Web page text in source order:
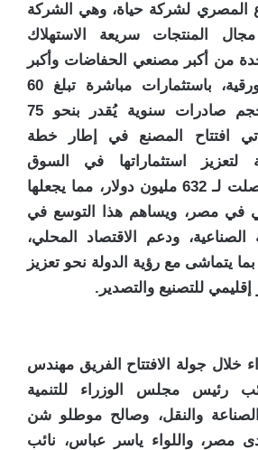
المصري لشركة حياة، وهي الشركة
المنتجات سريعة الاستهلاك
من أكبر مصنعي الحفاضات وأكبر
منتج للمناديل الورقية، باستثمارات مباشرة تبلغ 60
مليون دولار، وبحجم صادرات سنوية يُقدر بنحو 75
افتتاح المصنع في إطار خطة
لتعزيز استثماراتها في السوق
المصري، والتي وصلت لـ 632 مليون دولار، مما يجعلها
في مصر، ويساهم هذا التوسع في
الصناعية، ودعم الاقتصاد المحلي،
يتماشى مع رؤية الدولة نحو تعزيز
للتصنيع والتصدير.
خلال جولة الافتتاح الفريق مهندس
رئيس مجلس الوزراء للتنمية
الصناعة والنقل، وصالح موطلو شن
مصر، واللواء ياسر عباس، نائب